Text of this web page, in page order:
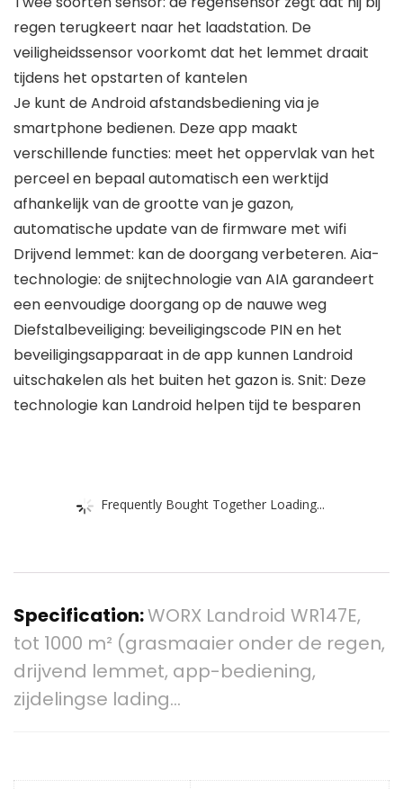
regen terugkeert naar het laadstation. De
veiligheidssensor voorkomt dat het lemmet draait
tijdens het opstarten of kantelen
Je kunt de Android afstandsbediening via je
smartphone bedienen. Deze app maakt
verschillende functies: meet het oppervlak van het
perceel en bepaal automatisch een werktijd
afhankelijk van de grootte van je gazon,
automatische update van de firmware met wifi
Drijvend lemmet: kan de doorgang verbeteren. Aia-
technologie: de snijtechnologie van AIA garandeert
een eenvoudige doorgang op de nauwe weg
Diefstalbeveiliging: beveiligingscode PIN en het
beveiligingsapparaat in de app kunnen Landroid
uitschakelen als het buiten het gazon is. Snit: Deze
technologie kan Landroid helpen tijd te besparen
Frequently Bought Together Loading...
Specification:WORX Landroid WR147E,
tot 1000 m² (grasmaaier onder de regen,
drijvend lemmet, app-bediening,
zijdelingse lading…